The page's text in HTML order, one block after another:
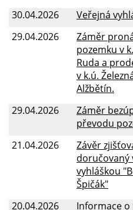
30.04.2026
Veřejná
29.04.2026
Záměr
pozemku v
Ruda a
v k.ú.
Alžbětín.
29.04.2026
Záměr
převodu
21.04.2026
Závěr
doručovaný
vyhláškou
Špičák"
20.04.2026
Informace